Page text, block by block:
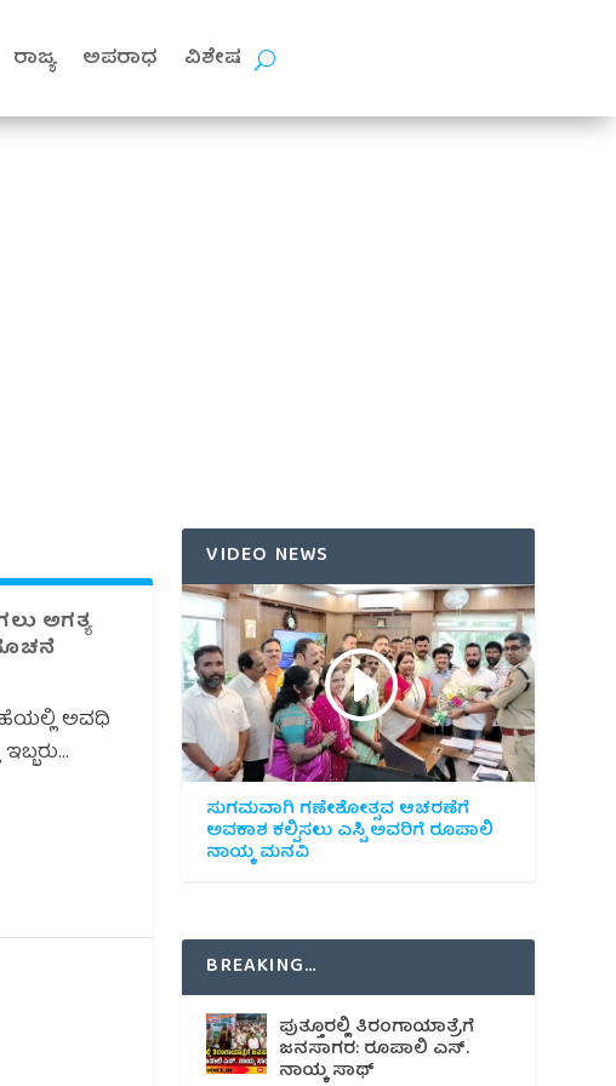
ರಾಜ್ಯ ಅಪರಾಧ ವಿಶೇಷ
ಅಗತ್ಯ
ಅವಧಿ
VIDEO NEWS
ಸುಗಮವಾಗಿ ಗಣೇಶೋತ್ಸವ ಆಚರಣೆಗೆ
ಅವಕಾಶ ಕಲ್ಪಿಸಲು ಎಸ್ಪಿ ಅವರಿಗೆ ರೂಪಾಲಿ
ನಾಯ್ಕ ಮನವಿ
BREAKING…
ಪುತ್ತೂರಲ್ಲಿ ತಿರಂಗಾಯಾತ್ರೆಗೆ
ಜನಸಾಗರ: ರೂಪಾಲಿ ಎಸ್.
ನಾಯ್ಕ ಸಾಥ್